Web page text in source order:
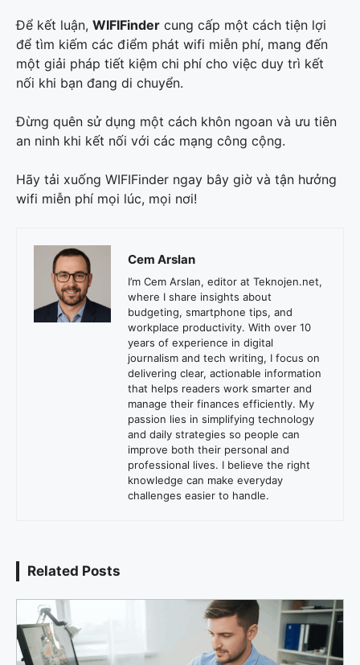
Để kết luận, WIFIFinder cung cấp một cách tiện lợi
để tìm kiếm các điểm phát wifi miễn phí, mang đến
một giải pháp tiết kiệm chi phí cho việc duy trì kết
nối khi bạn đang di chuyển.
Đừng quên sử dụng một cách khôn ngoan và ưu tiên
an ninh khi kết nối với các mạng công cộng.
Hãy tải xuống WIFIFinder ngay bây giờ và tận hưởng
wifi miễn phí mọi lúc, mọi nơi!
Cem Arslan
I’m Cem Arslan, editor at Teknojen.net,
where I share insights about
budgeting, smartphone tips, and
workplace productivity. With over 10
years of experience in digital
journalism and tech writing, I focus on
delivering clear, actionable information
that helps readers work smarter and
manage their finances efficiently. My
passion lies in simplifying technology
and daily strategies so people can
improve both their personal and
professional lives. I believe the right
knowledge can make everyday
challenges easier to handle.
Related Posts